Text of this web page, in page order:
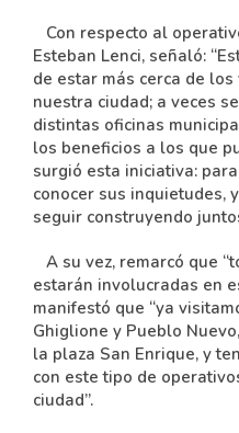
Con respecto al
Esteban Lenci, señaló:
de estar más cerca de
nuestra ciudad; a veces
distintas oficinas
los beneficios a los que
surgió esta iniciativa:
conocer sus inquietudes,
seguir construyendo
A su vez, remarcó que
estarán involucradas en
manifestó que “ya
Ghiglione y Pueblo
la plaza San Enrique, y
con este tipo de
ciudad”.